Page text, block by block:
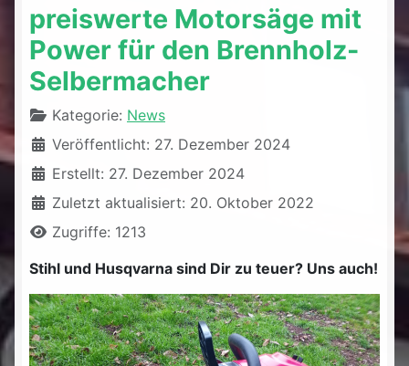
preiswerte Motorsäge mit
Power für den Brennholz-
Selbermacher
DetailsKategorie: News
Veröffentlicht: 27. Dezember 2024
Erstellt: 27. Dezember 2024
Zuletzt aktualisiert: 20. Oktober 2022
Zugriffe: 1213
Stihl und Husqvarna sind Dir zu teuer? Uns auch!